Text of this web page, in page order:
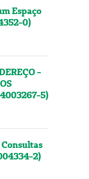
Espaço
0)
-
5)
2)